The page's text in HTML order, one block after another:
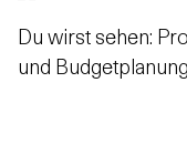
Du wirst sehen:
und